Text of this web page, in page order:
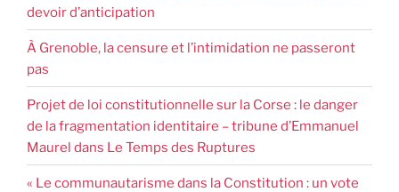
devoir d’anticipation
À Grenoble, la censure et l’intimidation ne passeront
pas
Projet de loi constitutionnelle sur la Corse : le danger
de la fragmentation identitaire – tribune d’Emmanuel
Maurel dans Le Temps des Ruptures
« Le communautarisme dans la Constitution : un vote